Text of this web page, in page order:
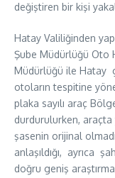
değiştiren bir kişi
Hatay Valiliğinden
Şube Müdürlüğü Oto
Müdürlüğü ile Hatay
otoların tespitine
plaka sayılı araç
durdurulurken,
şasenin orijinal
anlaşıldığı, ayrıca
doğru geniş